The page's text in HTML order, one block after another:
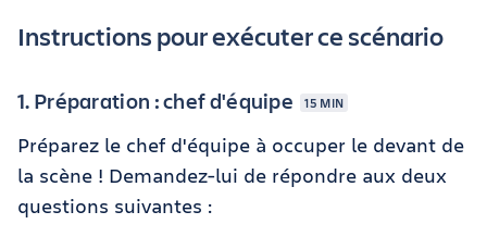
Instructions pour exécuter ce scénario
1. Préparation : chef d'équipe 15 MIN
Préparez le chef d'équipe à occuper le devant de
la scène ! Demandez-lui de répondre aux deux
questions suivantes :